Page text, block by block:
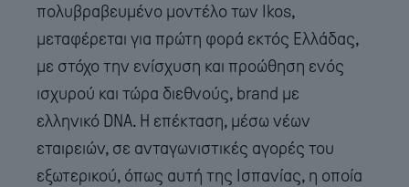
πολυβραβευμένο μοντέλο των Ikos,
μεταφέρεται για πρώτη φορά εκτός Ελλάδας,
με στόχο την ενίσχυση και προώθηση ενός
ισχυρού και τώρα διεθνούς, brand με
ελληνικό DNA. H επέκταση, μέσω νέων
εταιρειών, σε ανταγωνιστικές αγορές του
εξωτερικού, όπως αυτή της Ισπανίας, η οποία